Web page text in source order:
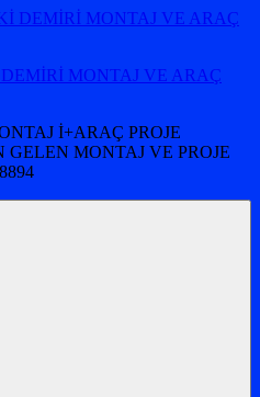
MONTAJ VE ARAÇ
İ+ARAÇ PROJE
MONTAJ VE PROJE